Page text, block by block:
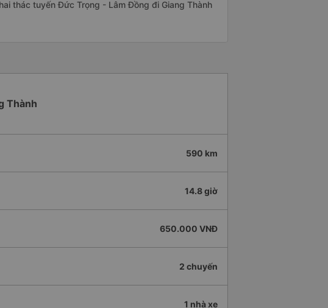
thác tuyến Đức Trọng - Lâm Đồng đi Giang Thành
Thành
590 km
14.8 giờ
650.000 VNĐ
2 chuyến
1 nhà xe